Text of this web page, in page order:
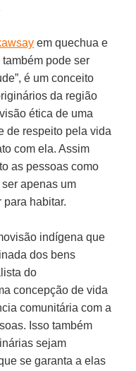
em quechua e
pode ser
é um conceito
da região
ética de uma
de respeito pela vida
com ela. Assim
as pessoas como
apenas um
para habitar.
indígena que
dos bens
do
concepção de vida
comunitária com a
Isso também
sejam
se garanta a elas